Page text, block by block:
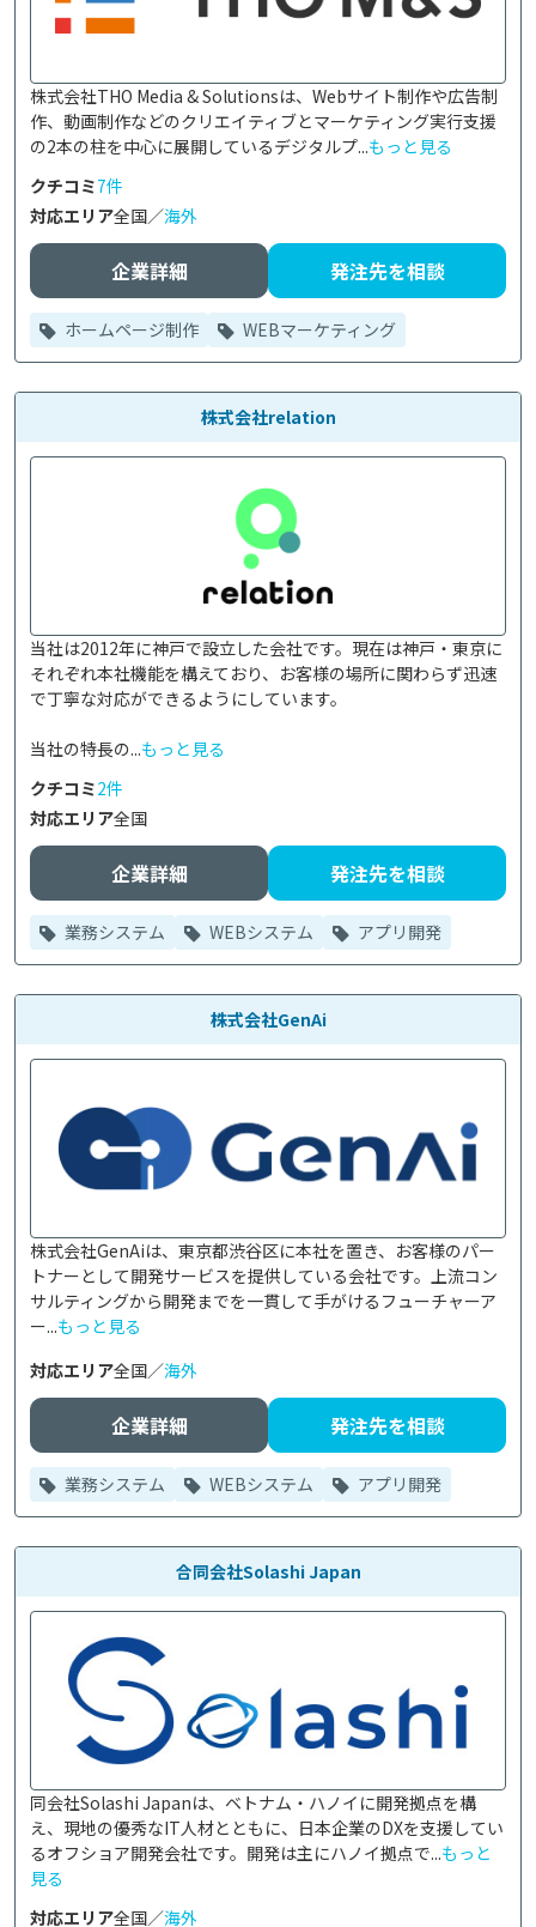
株式会社THO Media & Solutionsは、Webサイト制作や広告制
作、動画制作などのクリエイティブとマーケティング実行支援
の2本の柱を中心に展開しているデジタルプ...もっと見る
クチコミ7件
対応エリア全国／海外
企業詳細 発注先を相談
ホームページ制作 WEBマーケティング
株式会社relation
当社は2012年に神戸で設立した会社です。現在は神戸・東京に
それぞれ本社機能を構えており、お客様の場所に関わらず迅速
で丁寧な対応ができるようにしています。
当社の特長の...もっと見る
クチコミ2件
対応エリア全国
企業詳細 発注先を相談
業務システム WEBシステム アプリ開発
株式会社GenAi
株式会社GenAiは、東京都渋谷区に本社を置き、お客様のパー
トナーとして開発サービスを提供している会社です。上流コン
サルティングから開発までを一貫して手がけるフューチャーア
ー...もっと見る
対応エリア全国／海外
企業詳細 発注先を相談
業務システム WEBシステム アプリ開発
合同会社Solashi Japan
同会社Solashi Japanは、ベトナム・ハノイに開発拠点を構
え、現地の優秀なIT人材とともに、日本企業のDXを支援してい
るオフショア開発会社です。開発は主にハノイ拠点で...もっと
見る
対応エリア全国／海外